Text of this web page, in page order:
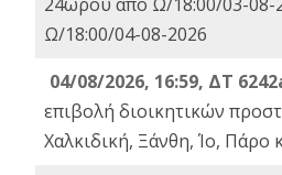
Ω/18:00/04-08-2026
04/08/2026, 16:59, ΔΤ
επιβολή διοικητικών
Χαλκιδική, Ξάνθη, Ίο, Πάρο